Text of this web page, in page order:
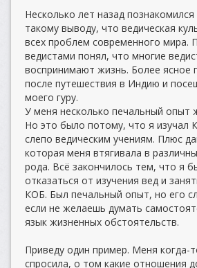
Несколько лет назад
такому выводу, что ведическая
всех проблем современного мира.
ведистами понял, что многие
воспринимают жизнь. Более ясное
после путешествия в Индию и
моего гуру.
У меня несколько печальный опыт
Но это было потому, что я изучал
слепо ведическим учениям. Плюс
которая меня втягивала в
рода. Всё закончилось тем, что я
отказаться от изучения вед и
КОБ. Был печальный опыт, но его
если не желаешь думать
язык жизненных обстоятельств.
Приведу один пример. Меня когда-
спросила, о том какие отношения